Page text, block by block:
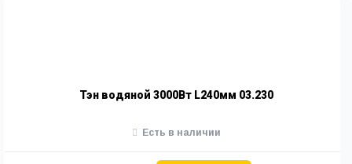
Тэн водяной 3000Вт L240мм 03.230
Есть в наличии